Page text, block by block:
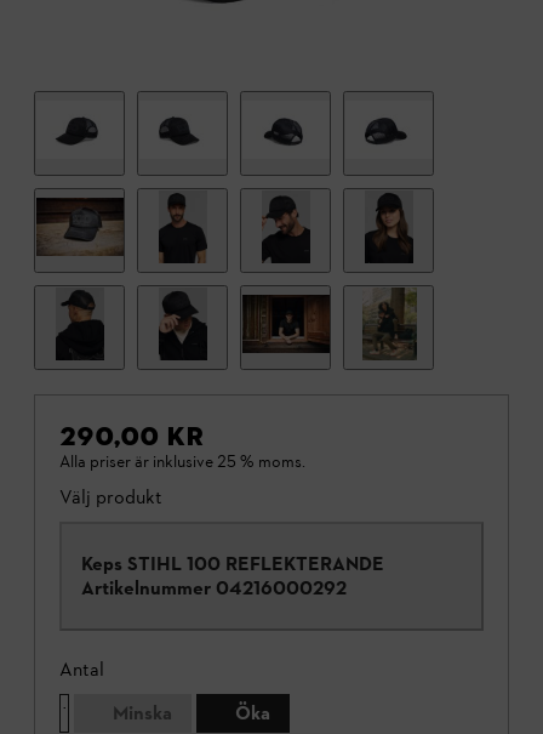
290,00 KR
Alla priser är inklusive 25 % moms.
Välj produkt
Keps STIHL 100 REFLEKTERANDE
Artikelnummer 04216000292
Antal
Minska
Öka